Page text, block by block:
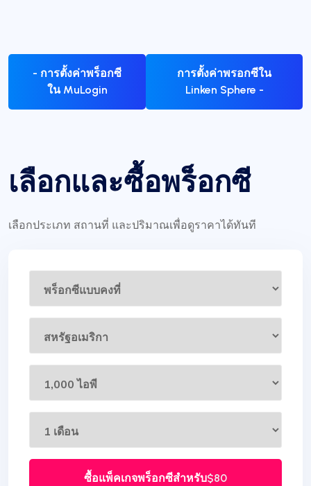
- การตั้งค่าพร็อกซี
ใน MuLogin
การตั้งค่าพรอกซีใน
Linken Sphere -
เลือกและซื้อพร็อกซี
เลือกประเภท สถานที่ และปริมาณเพื่อดูราคาได้ทันที
ซื้อแพ็คเกจพร็อกซีสำหรับ$80